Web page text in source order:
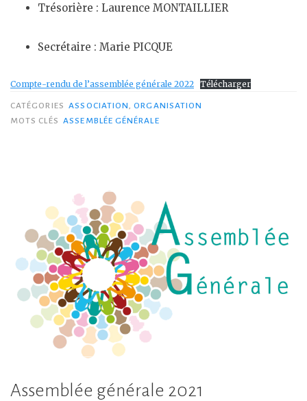
Trésorière : Laurence MONTAILLIER
Secrétaire : Marie PICQUE
Compte-rendu de l’assemblée générale 2022 Télécharger
CATÉGORIES ASSOCIATION ,ORGANISATION
MOTS CLÉS ASSEMBLÉE GÉNÉRALE
Assemblée générale 2021